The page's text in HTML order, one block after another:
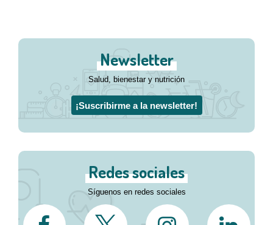
Newsletter
Salud, bienestar y nutrición
¡Suscribirme a la newsletter!
Redes sociales
Síguenos en redes sociales